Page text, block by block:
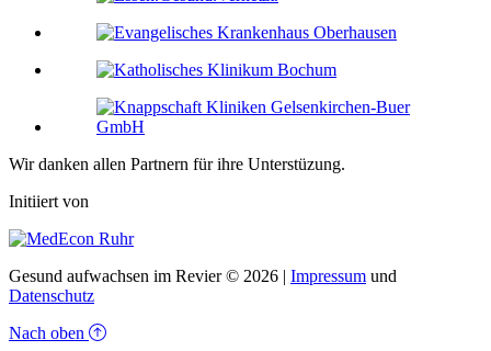
Wir danken allen Partnern für ihre Unterstüzung.
Initiiert von
Gesund aufwachsen im Revier © 2026 | Impressum und
Datenschutz
Nach oben